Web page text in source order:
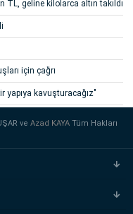
geline kilolarca altın takıldı
için çağrı
yapıya kavuşturacağız"
veAzad KAYATüm Hakları